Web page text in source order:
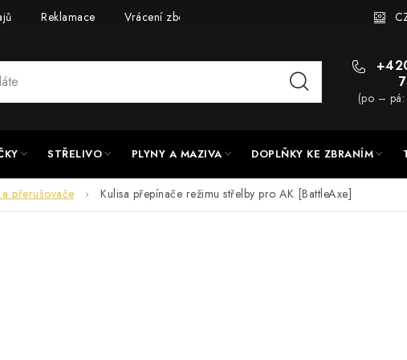
Reklamace Vrácení zboží UPGRADE a
(po –
STŘELIVO PLYNY A MAZIVA DOPLŇKY KE ZBRANÍM
přerušovače Kulisa přepínače režimu střelby pro AK [BattleAxe]